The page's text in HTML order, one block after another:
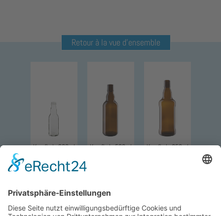
Retour à la vue d'ensemble
Kropfhals 200ml Kropfhals 500ml Kropfhals 650ml